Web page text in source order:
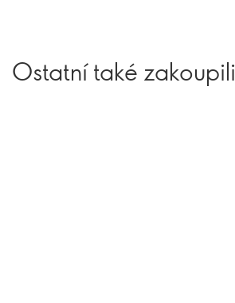
Ostatní také zakoupili